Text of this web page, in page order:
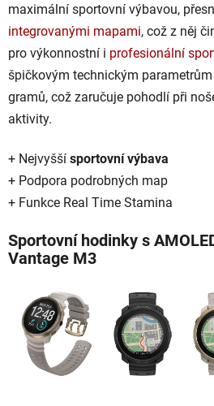
maximální sportovní výbavou,
integrovanými mapami, což z něj
pro výkonnostní i profesionální
špičkovým technickým
gramů, což zaručuje pohodlí při
aktivity.
+ Nejvyšší sportovní výbava
+ Podpora podrobných map
+ Funkce Real Time Stamina
Sportovní hodinky s
Vantage M3